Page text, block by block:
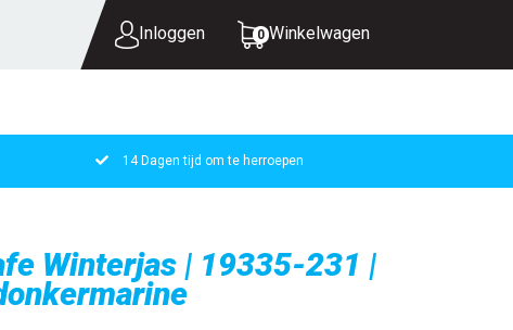
Inloggen 0 Winkelwagen
UW WINKELWAGEN IS LEEG.
14 Dagen tijd om te herroepen
Winterjas | 19335-231 |